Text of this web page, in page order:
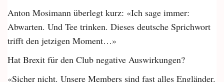
Anton Mosimann überlegt kurz: «Ich sage immer:
Abwarten. Und Tee trinken. Dieses deutsche Sprichwort
trifft den jetzigen Moment…»
Hat Brexit für den Club negative Auswirkungen?
«Sicher nicht. Unsere Members sind fast alles Engländer.